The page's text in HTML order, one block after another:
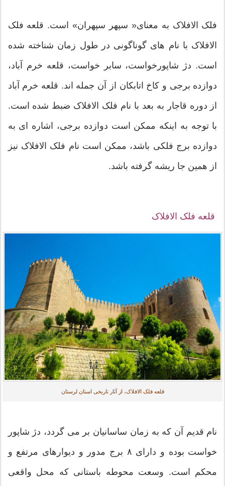
فلک الافلاک به معنای« سپهر سپهران» است. قلعه فلک
الافلاک با نام های گوناگونی در طول زمان شناخته شده
است. دژ شاپورخواست، سابر خواست، قلعه خرم آباد،
دوازده برجی و کاخ اتابکان از آن جمله اند. قلعه خرم آباد
از دوره قاجار به بعد با نام فلک الافلاک ضبط شده است.
با توجه به اینکه ممکن است دوازده برجی، اشاره ای به
دوازده برج فلکی باشد، ممکن است نام فلک الافلاک نیز
از همین جا ریشه گرفته باشد.
قلعه فلک الافلاک
قلعه فلک الافلاک، از آثار تاریخی استان لرستان
نام قدیم آن که به زمان ساسانیان بر می گردد، دژ شاپور
خواست بوده و دارای ۸ برج مدور و دیوارهای مرتفع و
محکم است. وسعت محوطه باستانی که محل واقعی